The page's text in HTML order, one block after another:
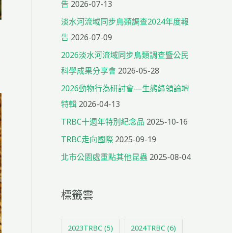
告 2026-07-13
淡水河流域同步鳥類調查2024年度報
告 2026-07-09
2026淡水河流域同步鳥類調查暨公民
科學成果分享會 2026-05-28
2026動物行為研討會—生態綠領論壇
特輯 2026-04-13
TRBC十週年特別紀念品 2025-10-16
TRBC走向國際 2025-09-19
北市公園處重點其他昆蟲 2025-08-04
標籤雲
2023TRBC(5) 2024TRBC (6)